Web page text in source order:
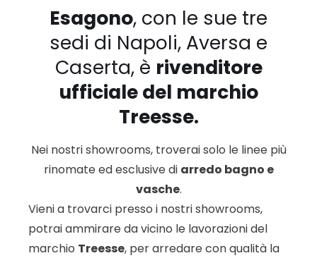
Esagono, con le sue tre
sedi di Napoli, Aversa e
Caserta, è rivenditore
ufficiale del marchio
Treesse.
Nei nostri showrooms, troverai solo le linee più
rinomate ed esclusive di arredo bagno e
vasche.
Vieni a trovarci presso i nostri showrooms,
potrai ammirare da vicino le lavorazioni del
marchio Treesse, per arredare con qualità la